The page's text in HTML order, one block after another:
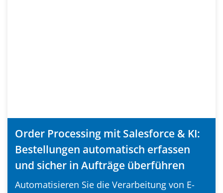
Order Processing mit Salesforce & KI:
Bestellungen automatisch erfassen
und sicher in Aufträge überführen
Automatisieren Sie die Verarbeitung von E-